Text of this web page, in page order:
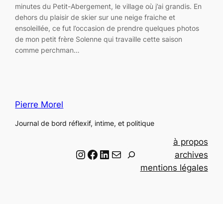
minutes du Petit-Abergement, le village où j’ai grandis. En
dehors du plaisir de skier sur une neige fraiche et
ensoleillée, ce fut l’occasion de prendre quelques photos
de mon petit frère Solenne qui travaille cette saison
comme perchman…
Pierre Morel
Journal de bord réflexif, intime, et politique
Instagram Facebook LinkedIn Email
à propos
archives
mentions légales